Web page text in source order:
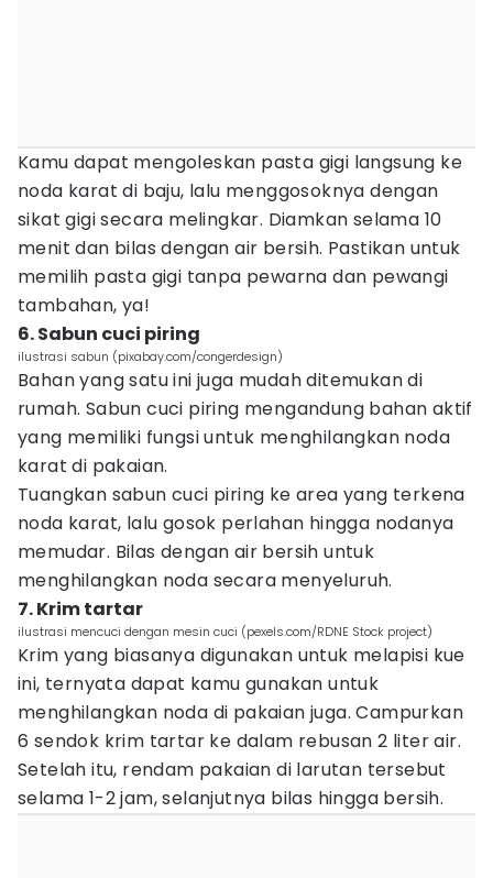
Kamu dapat mengoleskan pasta gigi langsung ke
noda karat di baju, lalu menggosoknya dengan
sikat gigi secara melingkar. Diamkan selama 10
menit dan bilas dengan air bersih. Pastikan untuk
memilih pasta gigi tanpa pewarna dan pewangi
tambahan, ya!
6. Sabun cuci piring
ilustrasi sabun (pixabay.com/congerdesign)
Bahan yang satu ini juga mudah ditemukan di
rumah. Sabun cuci piring mengandung bahan aktif
yang memiliki fungsi untuk menghilangkan noda
karat di pakaian.
Tuangkan sabun cuci piring ke area yang terkena
noda karat, lalu gosok perlahan hingga nodanya
memudar. Bilas dengan air bersih untuk
menghilangkan noda secara menyeluruh.
7. Krim tartar
ilustrasi mencuci dengan mesin cuci (pexels.com/RDNE Stock project)
Krim yang biasanya digunakan untuk melapisi kue
ini, ternyata dapat kamu gunakan untuk
menghilangkan noda di pakaian juga. Campurkan
6 sendok krim tartar ke dalam rebusan 2 liter air.
Setelah itu, rendam pakaian di larutan tersebut
selama 1-2 jam, selanjutnya bilas hingga bersih.